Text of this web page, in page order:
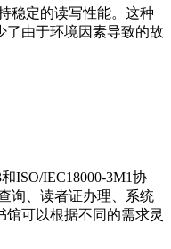
稳定的读写性能。这种
了由于环境因素导致的故
ISO/IEC18000-3M1协
询、读者证办理、系统
可以根据不同的需求灵